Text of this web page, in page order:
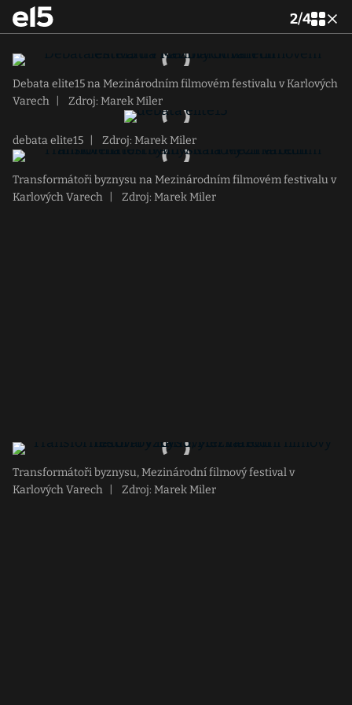
2/4
Debata elite15 na Mezinárodním filmovém festivalu v Karlových
Varech
Zdroj: Marek Miler
debata elite15 Zdroj: Marek Miler
Transformátoři byznysu na Mezinárodním filmovém festivalu v
Karlových Varech
Zdroj: Marek Miler
Transformátoři byznysu, Mezinárodní filmový festival v
Karlových Varech
Zdroj: Marek Miler